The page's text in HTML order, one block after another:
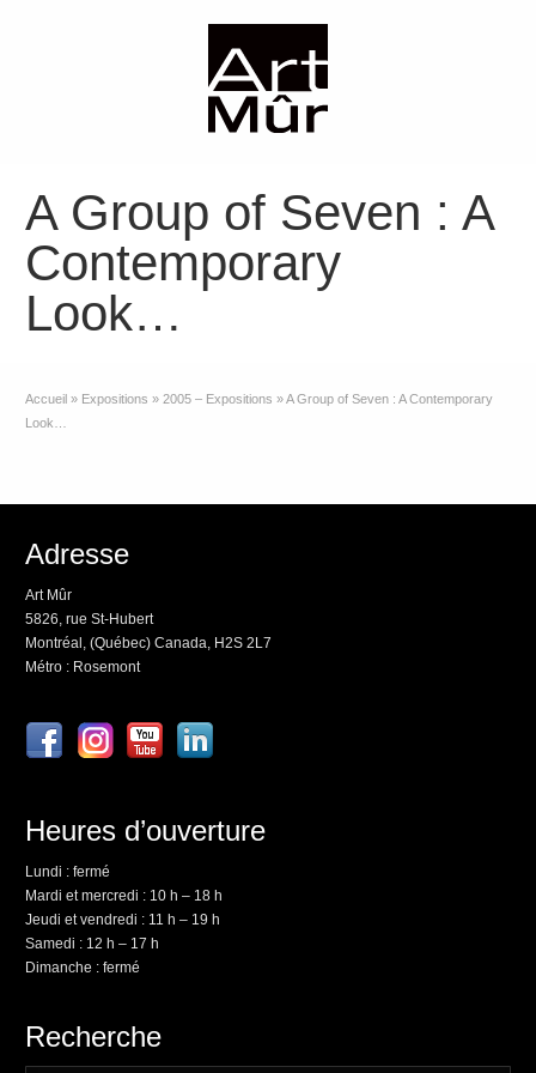
A Group of Seven : A
Contemporary
Look…
Accueil » Expositions » 2005 – Expositions »A Group of Seven : A Contemporary
Look…
Adresse
Art Mûr
5826, rue St-Hubert
Montréal, (Québec) Canada, H2S 2L7
Métro : Rosemont
Heures d’ouverture
Lundi : fermé
Mardi et mercredi : 10 h – 18 h
Jeudi et vendredi : 11 h – 19 h
Samedi : 12 h – 17 h
Dimanche : fermé
Recherche